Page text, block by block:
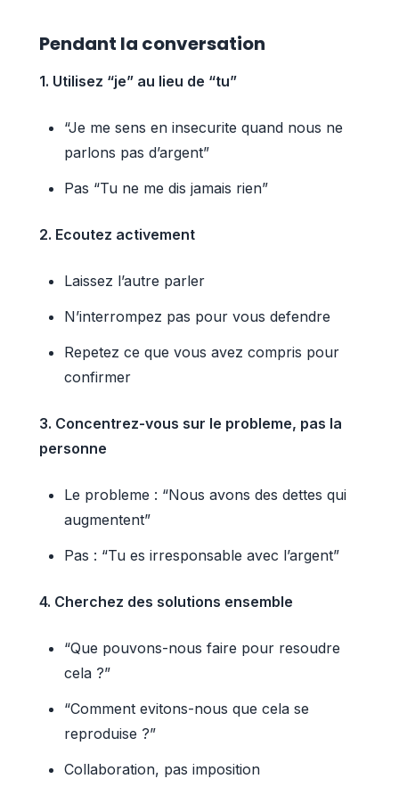
Pendant la conversation
1. Utilisez “je” au lieu de “tu”
“Je me sens en insecurite quand nous ne
parlons pas d’argent”
Pas “Tu ne me dis jamais rien”
2. Ecoutez activement
Laissez l’autre parler
N’interrompez pas pour vous defendre
Repetez ce que vous avez compris pour
confirmer
3. Concentrez-vous sur le probleme, pas la
personne
Le probleme : “Nous avons des dettes qui
augmentent”
Pas : “Tu es irresponsable avec l’argent”
4. Cherchez des solutions ensemble
“Que pouvons-nous faire pour resoudre
cela ?”
“Comment evitons-nous que cela se
reproduise ?”
Collaboration, pas imposition